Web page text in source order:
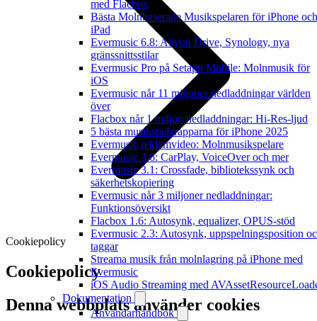
med Flacbox
Bästa Molnbaserade Musikspelaren för iPhone och
iPad
Evermusic 6.8: Aliyun Drive, Synology, nya
gränssnittsstilar
Evermusic Pro på Setapp Mobile: Molnmusik för
iOS
Evermusic når 11 miljoner nedladdningar världen
över
Flacbox når 1 miljon nedladdningar: Hi-Res-ljud
5 bästa musikspelarapparna för iPhone 2025
Evermusic reklamvideo: Molnmusikspelare
Evermusic 3.6: CarPlay, VoiceOver och mer
Evermusic 3.1: Crossfade, bibliotekssynk och
säkerhetskopiering
Evermusic når 3 miljoner nedladdningar:
Funktionsöversikt
Flacbox 1.6: Autosynk, equalizer, OPUS-stöd
Evermusic 2.3: Autosynk, uppspelningsposition
taggar
Streama musik från molnlagring på iPhone med
Evermusic
iOS Audio Streaming med
Dokumentation
Användarhandbok
Cookiepolicy
Cookiepolicy
Denna webbplats använder cookies